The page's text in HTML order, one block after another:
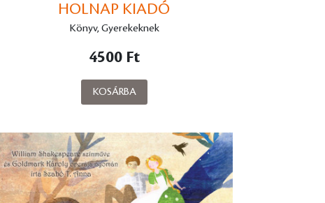
HOLNAP KIADÓ
Könyv, Gyerekeknek
4500 Ft
KOSÁRBA